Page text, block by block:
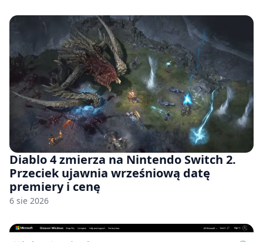
Diablo 4 zmierza na Nintendo Switch 2.
Przeciek ujawnia wrześniową datę
premiery i cenę
6 sie 2026